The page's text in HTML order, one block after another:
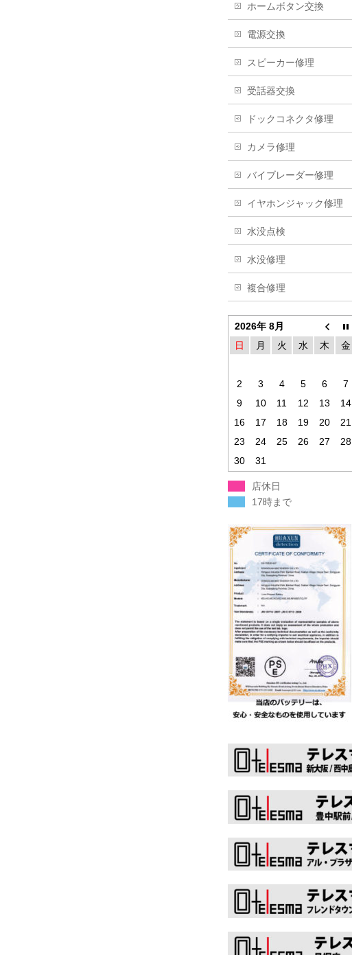
ホームボタン交換
電源交換
スピーカー修理
受話器交換
ドックコネクタ修理
カメラ修理
バイブレーダー修理
イヤホンジャック修理
水没点検
水没修理
複合修理
2026年 8月
日
月 火 水 木 金
2
3 4 5 6 7
9
10 11 12 13 14
16
17 18 19 20 21
23
24 25 26 27 28
30
31
店休日
17時まで